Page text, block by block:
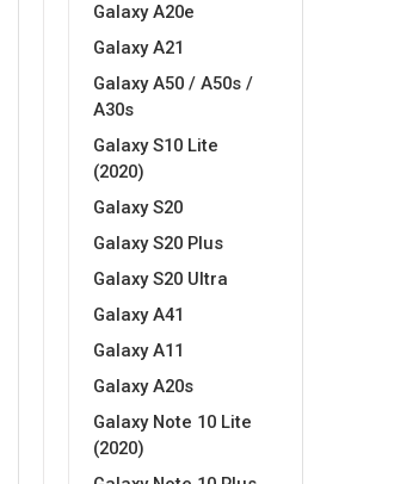
Galaxy A20e
Galaxy A21
Galaxy A50 / A50s /
A30s
Galaxy S10 Lite
(2020)
Galaxy S20
Galaxy S20 Plus
Galaxy S20 Ultra
Galaxy A41
Galaxy A11
Galaxy A20s
Galaxy Note 10 Lite
(2020)